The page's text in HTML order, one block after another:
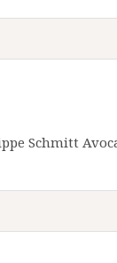
Schmitt